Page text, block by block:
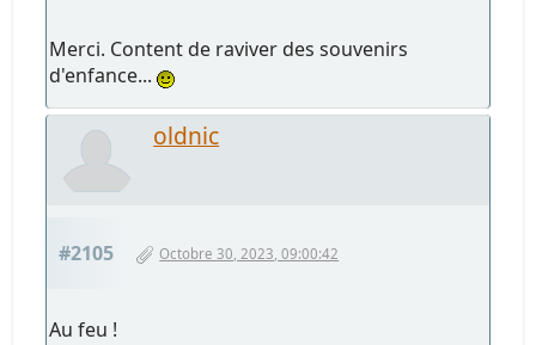
Merci. Content de raviver des souvenirs
d'enfance...
oldnic
#2105 Octobre 30, 2023, 09:00:42
Au feu !